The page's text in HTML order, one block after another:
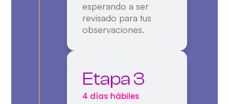
esperando a ser
revisado para tus
observaciones.
Etapa 3
4 días hábiles